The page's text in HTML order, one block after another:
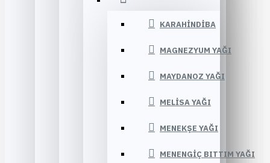
KARAHINDIBA
MAGNEZYUM YAĞI
MAYDANOZ YAĞI
MELISA YAĞI
MENEKŞE YAĞI
MENENGIÇ BITTIM YAĞI